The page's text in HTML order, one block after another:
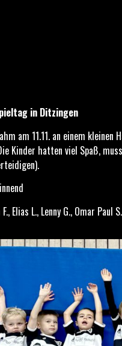
in Ditzingen
am 11.11. an einem
Kinder hatten viel Spaß,
Elias L., Lenny G., Omar